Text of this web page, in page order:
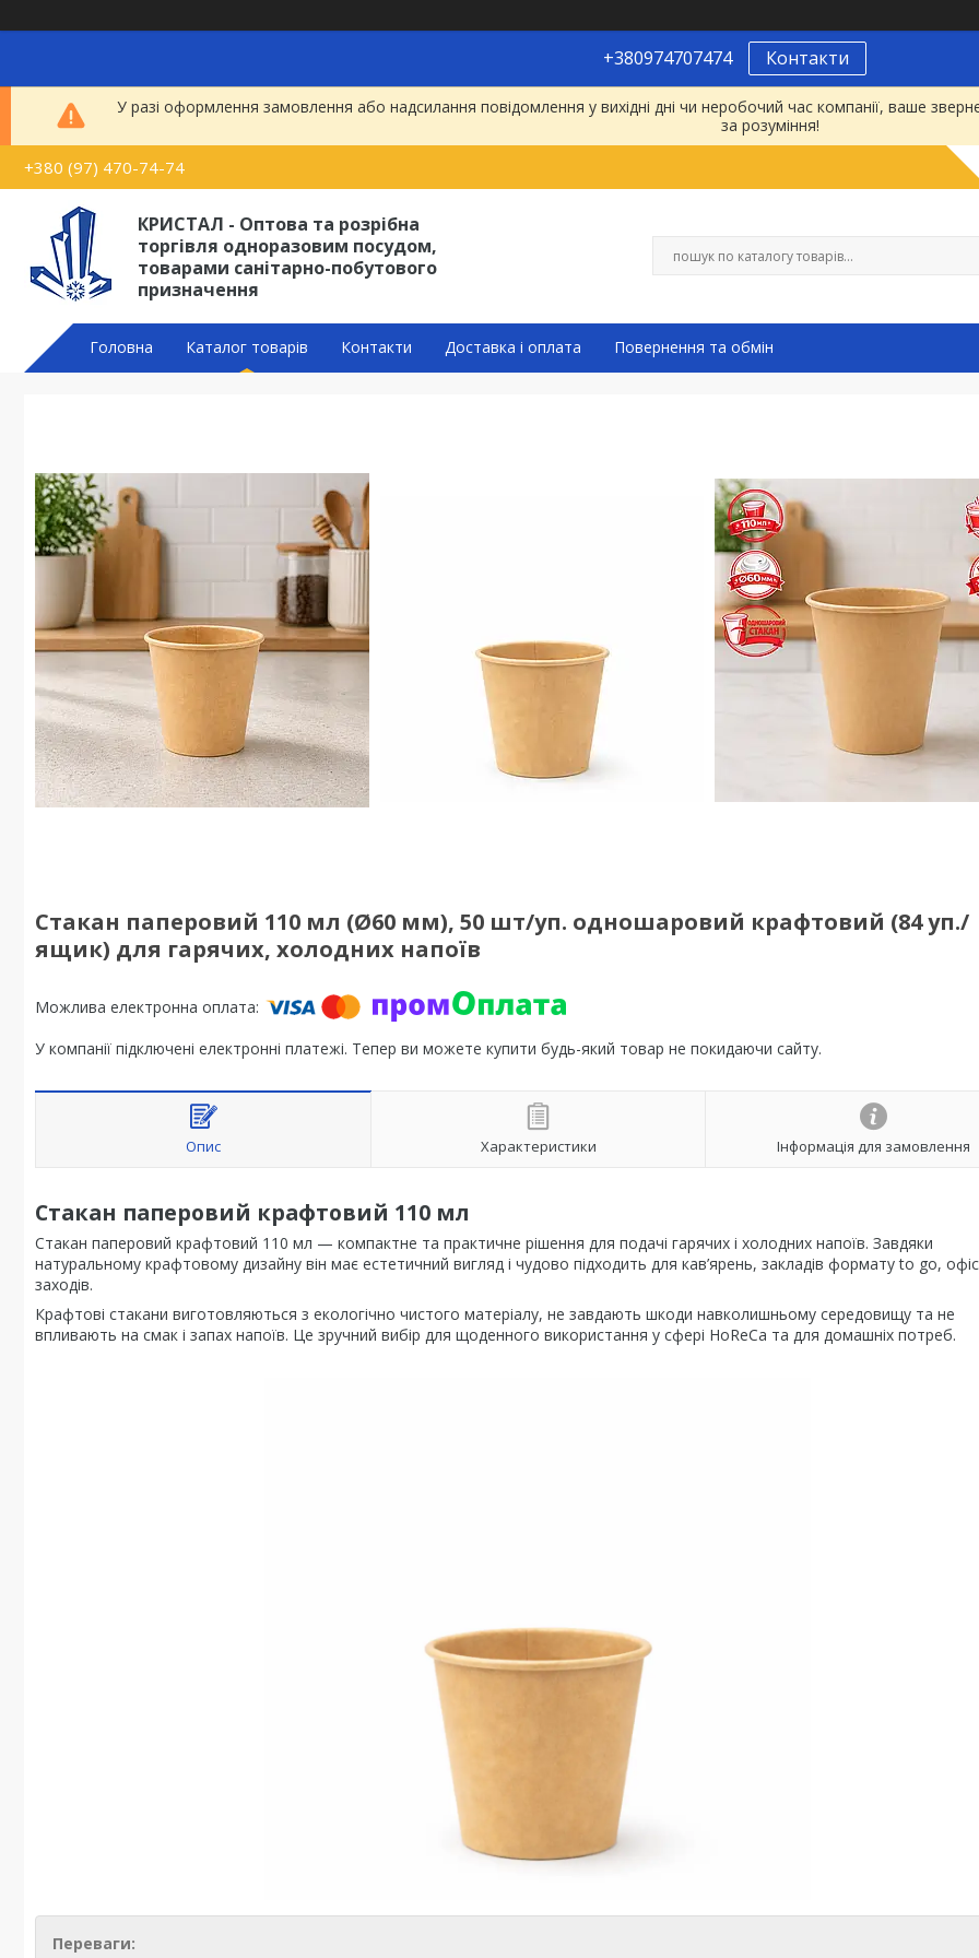
+380974707474 Контакти
У разі оформлення замовлення або надсилання повідомлення у вихідні дні чи неробочий час компанії, ваше
за розуміння!
+380 (97) 470-74-74
КРИСТАЛ - Оптова та розрібна
торгівля одноразовим посудом,
товарами санітарно-побутового
призначення
Головна Каталог товарів Контакти Доставка і оплата Повернення та обмін
Стакан паперовий 110 мл (Ø60 мм), 50 шт/уп. одношаровий крафтовий (84 уп./
ящик) для гарячих, холодних напоїв
У компанії підключені електронні платежі. Тепер ви можете купити будь-який товар не покидаючи сайту.
Опис Характеристики Інформація для замовлення
Стакан паперовий крафтовий 110 мл
Стакан паперовий крафтовий 110 мл — компактне та практичне рішення для подачі гарячих і холодних напоїв. Завдяки
натуральному крафтовому дизайну він має естетичний вигляд і чудово підходить для кав’ярень, закладів формату to go,
заходів.
Крафтові стакани виготовляються з екологічно чистого матеріалу, не завдають шкоди навколишньому середовищу та не
впливають на смак і запах напоїв. Це зручний вибір для щоденного використання у сфері HoReCa та для домашніх потреб.
Переваги: